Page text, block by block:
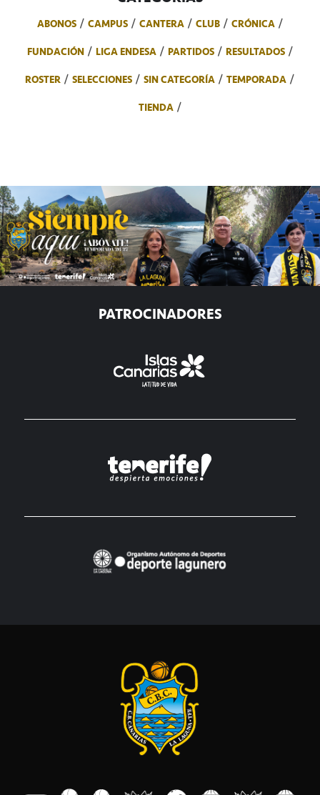
ABONOS CAMPUS CANTERA CLUB
CRÓNICA
FUNDACIÓN
LIGA ENDESA PARTIDOS
RESULTADOS
ROSTER
SELECCIONES SIN CATEGORÍA
TEMPORADA
TIENDA
PATROCINADORES